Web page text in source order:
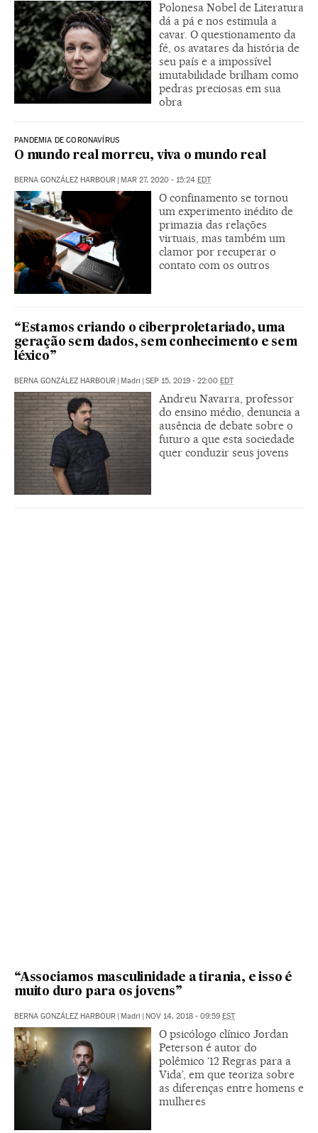
Polonesa Nobel de Literatura
dá a pá e nos estimula a
cavar. O questionamento da
fé, os avatares da história de
seu país e a impossível
imutabilidade brilham como
pedras preciosas em sua
obra
PANDEMIA DE CORONAVÍRUS
O mundo real morreu, viva o mundo real
BERNA GONZÁLEZ HARBOUR | MAR 27, 2020 - 15:24 EDT
O confinamento se tornou
um experimento inédito de
primazia das relações
virtuais, mas também um
clamor por recuperar o
contato com os outros
“Estamos criando o ciberproletariado, uma
geração sem dados, sem conhecimento e sem
léxico”
BERNA GONZÁLEZ HARBOUR | Madri | SEP 15, 2019 - 22:00 EDT
Andreu Navarra, professor
do ensino médio, denuncia a
ausência de debate sobre o
futuro a que esta sociedade
quer conduzir seus jovens
“Associamos masculinidade a tirania, e isso é
muito duro para os jovens”
BERNA GONZÁLEZ HARBOUR | Madri | NOV 14, 2018 - 09:59 EST
O psicólogo clínico Jordan
Peterson é autor do
polêmico ‘12 Regras para a
Vida’, em que teoriza sobre
as diferenças entre homens e
mulheres